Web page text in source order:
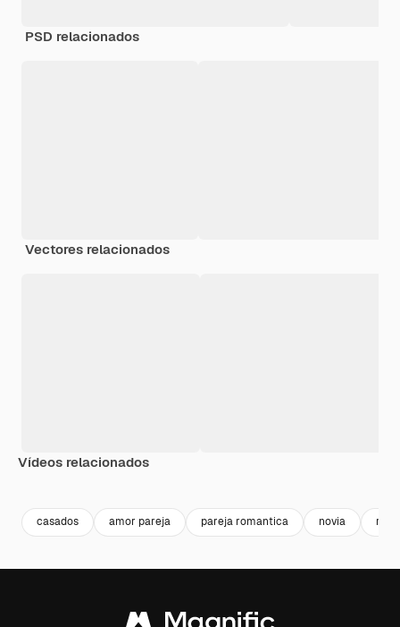
PSD relacionados
Vectores relacionados
Vídeos relacionados
casados amor pareja pareja romantica novia